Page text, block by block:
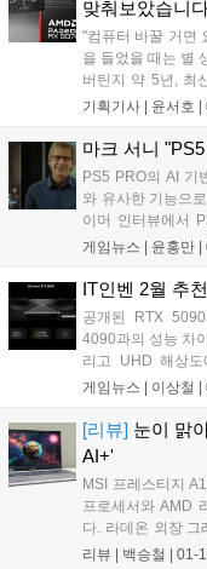
맞춰보았습니
"컴퓨터 바꿀 거면
을 들었을 때는 별
버틴지 약 5년, 최
그럼에도 "아직 버
지간한 게임은 P...
기획기사 | 윤서호 |
마크 서니
PS5 PRO의 AI 기
와 유사한 기능으
이머 인터뷰에서
뛰어난 결과물을
하며 자신감을 보
게임뉴스 | 윤홍만 |
IT인벤 2월 추
공개된 RTX
4090과의 성능 차
리고 UHD 해상
RTX 5080의 경우
320W에 비해서
게임뉴스 | 이상철 |
[리뷰] 눈이 맑
AI+'
MSI 프레스티지
프로세서와 AMD
다. 라데온 외장 그
뜬하고 비즈니스
리뷰 | 백승철 | 01-